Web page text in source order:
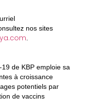
nos sites
de KBP emploie sa
à croissance
potentiels par
de vaccins